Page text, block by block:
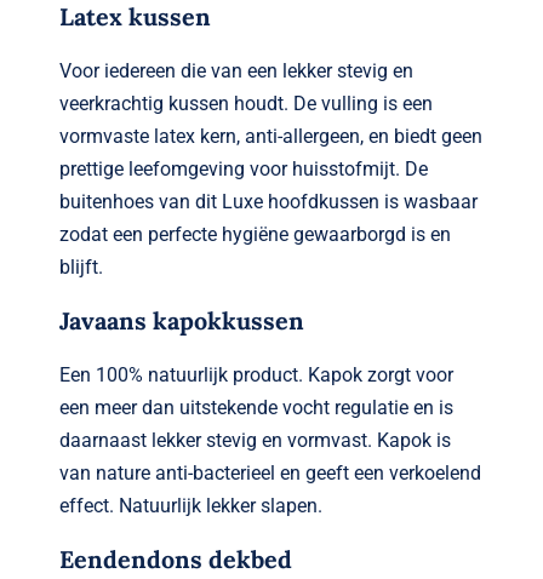
Latex kussen
Voor iedereen die van een lekker stevig en
veerkrachtig kussen houdt. De vulling is een
vormvaste latex kern, anti-allergeen, en biedt geen
prettige leefomgeving voor huisstofmijt. De
buitenhoes van dit Luxe hoofdkussen is wasbaar
zodat een perfecte hygiëne gewaarborgd is en
blijft.
Javaans kapokkussen
Een 100% natuurlijk product. Kapok zorgt voor
een meer dan uitstekende vocht regulatie en is
daarnaast lekker stevig en vormvast. Kapok is
van nature anti-bacterieel en geeft een verkoelend
effect. Natuurlijk lekker slapen.
Eendendons dekbed